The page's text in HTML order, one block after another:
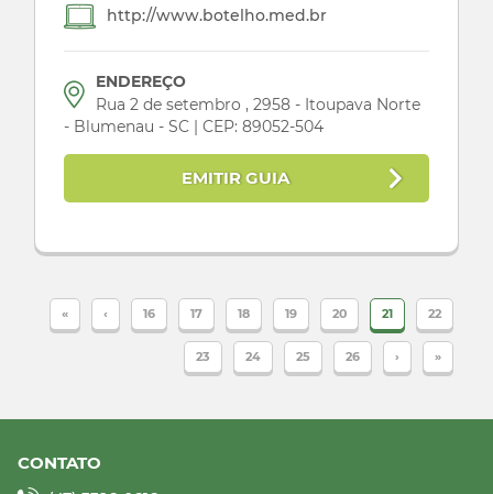
http://www.botelho.med.br
ENDEREÇO
Rua 2 de setembro , 2958 - Itoupava Norte
- Blumenau - SC | CEP: 89052-504
EMITIR GUIA
« ‹ 16 17 18 19 20 21 22
23 24 25 26 › »
CONTATO